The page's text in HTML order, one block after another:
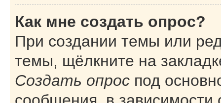
Как мне создать опрос?
При создании темы или
темы, щёлкните на
Создать опрос под